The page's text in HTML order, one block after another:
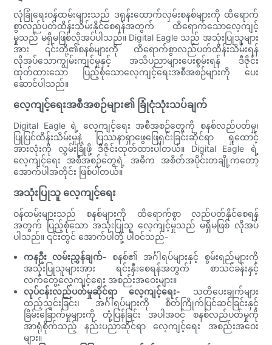
လုံခြုံရေးဝန်ထမ်းများသည် ဒရုန်းထောက်လှမ်းစနစ်များကို ထိရောက်
စွာလည်ပတ်ထိန်းသိမ်းနိုင်စေရန်အတွက် ထိရောက်သောလေ့ကျင့်
မှုသည် မရှိမဖြစ်လိုအပ်ပါသည်။ Digital Eagle သည် အသုံးပြုသူများ
အား ၎င်းတို့၏စနစ်များကို ထိရောက်စွာလည်ပတ်ထိန်းသိမ်းရန်
လိုအပ်သောကျွမ်းကျင်မှုနှင့် အသိပညာများပေးစွမ်းရန် ဒီဇိုင်း
ထုတ်ထားသော ပြည့်စုံသောလေ့ကျင့်ရေးအစီအစဉ်များကို ပေး
ဆောင်ပါသည်။
လေ့ကျင့်ရေးအစီအစဉ်များ၏ ခြုံငုံသုံးသပ်ချက်
Digital Eagle ရဲ့ လေ့ကျင့်ရေး အစီအစဉ်တွေကို စနစ်လည်ပတ်မှု၊
ပြုပြင်ထိန်းသိမ်းမှုနဲ့ ပြဿနာရှာဖွေဖြေရှင်းခြင်းဆိုင်ရာ ရှုထောင့်
အားလုံးကို လွှမ်းခြုံဖို့ ဒီဇိုင်းထုတ်ထားပါတယ်။ Digital Eagle ရဲ့
လေ့ကျင့်ရေး အစီအစဉ်တွေရဲ့ အဓိက အစိတ်အပိုင်းတချို့ကတော့
အောက်ပါအတိုင်း ဖြစ်ပါတယ်။
အသုံးပြုသူ လေ့ကျင့်ရေး
ဝန်ထမ်းများသည် စနစ်များကို ထိရောက်စွာ လည်ပတ်နိုင်စေရန်
အတွက် ပြည့်စုံသော အသုံးပြုသူ လေ့ကျင့်မှုသည် မရှိမဖြစ် လိုအပ်
ပါသည်။ ၎င်းတွင် အောက်ပါတို့ ပါဝင်သည်-
ကနဦး လမ်းညွှန်ချက်- စနစ်၏ အင်္ဂါရပ်များနှင့် စွမ်းရည်များကို
အသုံးပြုသူများအား ရင်းနှီးစေရန်အတွက် စာသင်ခန်းနှင့်
လက်တွေ့လေ့ကျင့်ရေး အစည်းအဝေးများ။
လုပ်ငန်းလည်ပတ်မှုဆိုင်ရာ လေ့ကျင့်ရေး- သတိပေးချက်များ
ထည့်သွင်းခြင်း၊ အင်္ဂါရပ်များကို စိတ်ကြိုက်ပြင်ဆင်ခြင်းနှင့်
ခြိမ်းခြောက်မှုများကို တုံ့ပြန်ခြင်း အပါအဝင် စနစ်လည်ပတ်မှုကို
အာရုံစိုက်သည့် နည်းပညာဆိုင်ရာ လေ့ကျင့်ရေး အစည်းအဝေး
များ။